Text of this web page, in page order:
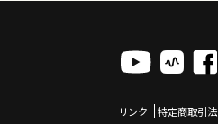
リンク 特定商取引法